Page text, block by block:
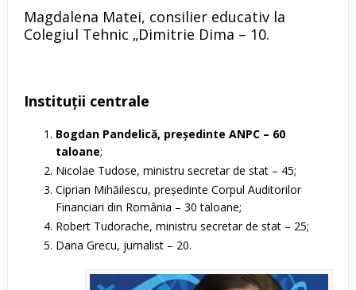
Magdalena Matei, consilier educativ la
Colegiul Tehnic „Dimitrie Dima – 10.
Instituţii centrale
Bogdan Pandelică, preşedinte ANPC – 60
taloane;
Nicolae Tudose, ministru secretar de stat – 45;
Ciprian Mihăilescu, preşedinte Corpul Auditorilor
Financiari din România – 30 taloane;
Robert Tudorache, ministru secretar de stat – 25;
Dana Grecu, jurnalist – 20.